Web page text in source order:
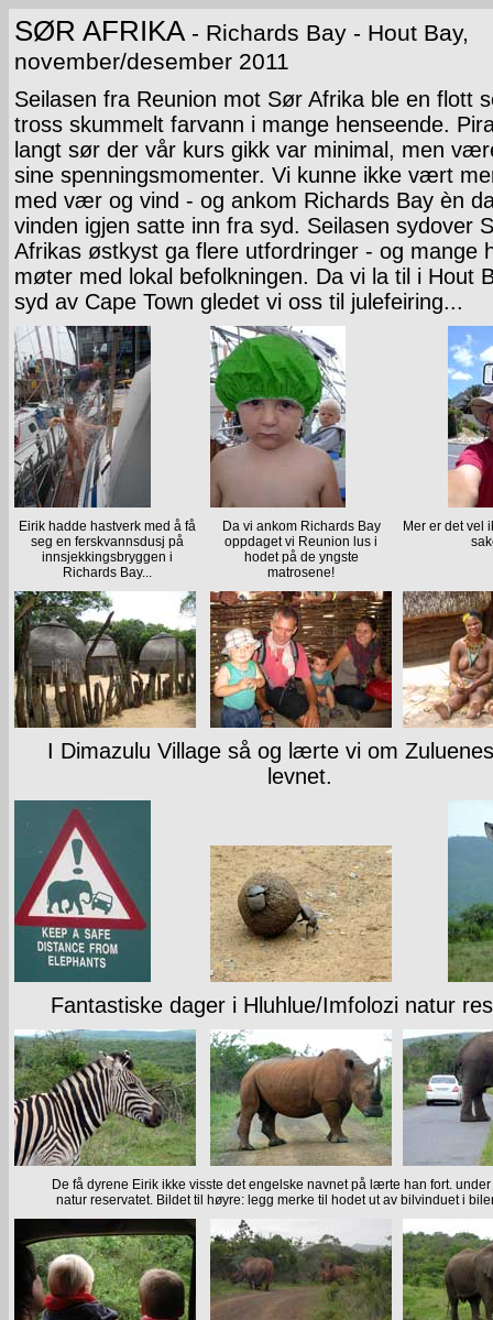
SØR AFRIKA - Richards Bay - Hout Bay,
november/desember 2011
Seilasen fra Reunion mot Sør Afrika ble en flott
tross skummelt farvann i mange henseende.
langt sør der vår kurs gikk var minimal, men
sine spenningsmomenter. Vi kunne ikke vært
med vær og vind - og ankom Richards Bay èn
vinden igjen satte inn fra syd. Seilasen sydover
Afrikas østkyst ga flere utfordringer - og mange
møter med lokal befolkningen. Da vi la til i Hout
syd av Cape Town gledet vi oss til julefeiring...
Eirik hadde hastverk med å få
seg en ferskvannsdusj på
innsjekkingsbryggen i
Richards Bay...
Da vi ankom Richards Bay
oppdaget vi Reunion lus i
hodet på de yngste
matrosene!
Mer er det vel
I Dimazulu Village så og lærte vi om
levnet.
Fantastiske dager i Hluhlue/Imfolozi natur
De få dyrene Eirik ikke visste det engelske navnet på lærte han fort.
natur reservatet. Bildet til høyre: legg merke til hodet ut av bilvinduet i